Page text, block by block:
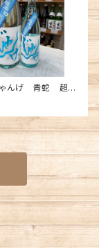
んげ 青蛇 超純